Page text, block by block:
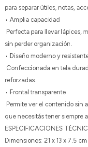
para separar útiles, notas,
• Amplia capacidad
Perfecta para llevar lápices,
sin perder organización.
• Diseño moderno y
Confeccionada en tela
reforzadas.
• Frontal transparente
Permite ver el contenido sin
que necesitás tener siempre
ESPECIFICACIONES
Dimensiones: 21 x 13 x 7.5 cm